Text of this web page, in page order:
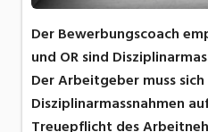
Der Bewerbungscoach
und OR sind
Der Arbeitgeber muss
Disziplinarmassnahmen
Treuepflicht des